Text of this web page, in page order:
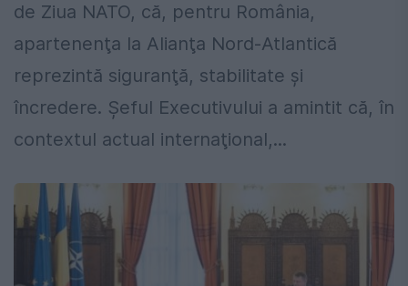
de Ziua NATO, că, pentru România,
apartenenţa la Alianţa Nord-Atlantică
reprezintă siguranţă, stabilitate şi
încredere. Şeful Executivului a amintit că, în
contextul actual internaţional,...